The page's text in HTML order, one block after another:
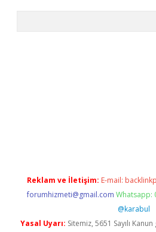
Reklam ve İletişim: E-mail:
forumhizmeti@gmail.com Whatsapp:
@karabul
Yasal Uyarı: Sitemiz, 5651 Sayılı